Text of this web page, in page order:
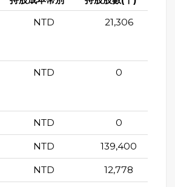
NTD 21,306
NTD 0
NTD 0
NTD 139,400
NTD 12,778